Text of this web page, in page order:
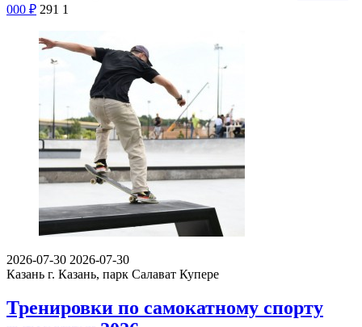
000 ₽ 291 1
2026-07-30 2026-07-30
Казань г. Казань, парк Салават Купере
Тренировки по самокатному спорту